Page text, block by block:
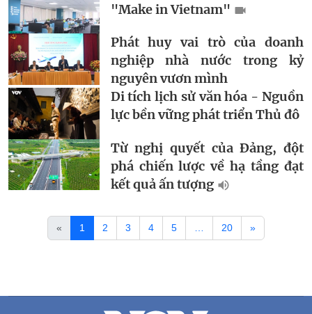
"Make in Vietnam"
Phát huy vai trò của doanh
nghiệp nhà nước trong kỷ
nguyên vươn mình
Di tích lịch sử văn hóa - Nguồn
lực bền vững phát triển Thủ đô
Từ nghị quyết của Đảng, đột
phá chiến lược về hạ tầng đạt
kết quả ấn tượng
« 1 2 3 4 5 20 »